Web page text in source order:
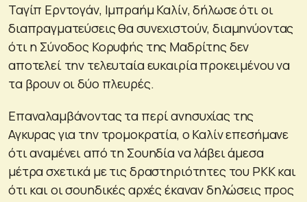
Ταγίπ Ερντογάν, Ιμπραήμ Καλίν, δήλωσε ότι οι
διαπραγματεύσεις θα συνεχιστούν, διαμηνύοντας
ότι η Σύνοδος Κορυφής της Μαδρίτης δεν
αποτελεί την τελευταία ευκαιρία προκειμένου να
τα βρουν οι δύο πλευρές.
Επαναλαμβάνοντας τα περί ανησυχίας της
Αγκυρας για την τρομοκρατία, ο Καλίν επεσήμανε
ότι αναμένει από τη Σουηδία να λάβει άμεσα
μέτρα σχετικά με τις δραστηριότητες του PKK και
ότι και οι σουηδικές αρχές έκαναν δηλώσεις προς